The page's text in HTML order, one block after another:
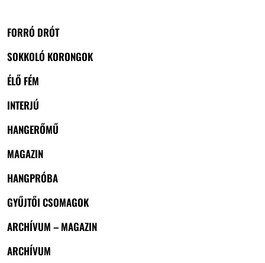
FORRÓ DRÓT
SOKKOLÓ KORONGOK
ÉLŐ FÉM
INTERJÚ
HANGERŐMŰ
MAGAZIN
HANGPRÓBA
GYŰJTŐI CSOMAGOK
ARCHÍVUM – MAGAZIN
ARCHÍVUM